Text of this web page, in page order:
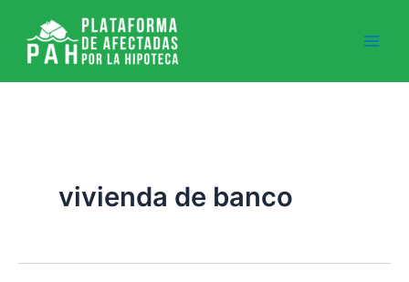
contenido
vivienda de banco